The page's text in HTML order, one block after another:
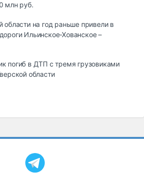
млн руб.
области на год раньше привели в
Ильинское-Хованское –
погиб в ДТП с тремя грузовиками
области